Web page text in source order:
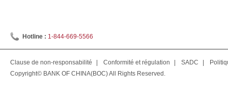
Hotline : 1-844-669-5566
Clause de non-responsabilité Conformité et régulation SADC
Copyright© BANK OF CHINA(BOC) All Rights Reserved.